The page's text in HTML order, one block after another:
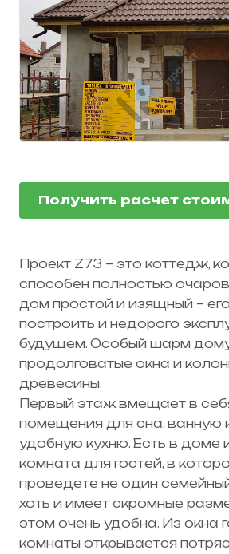
Получить расчет
Проект Z73 – это коттедж,
способен полностью
дом простой и изящный –
построить и недорого
будущем. Особый шарм
продолговатые окна и
древесины.
Первый этаж вмещает в
помещения для сна, ванную
удобную кухню. Есть в доме
комната для гостей, в
проведете не один
хоть и имеет скромные
этом очень удобна. Из окна
комнаты открывается